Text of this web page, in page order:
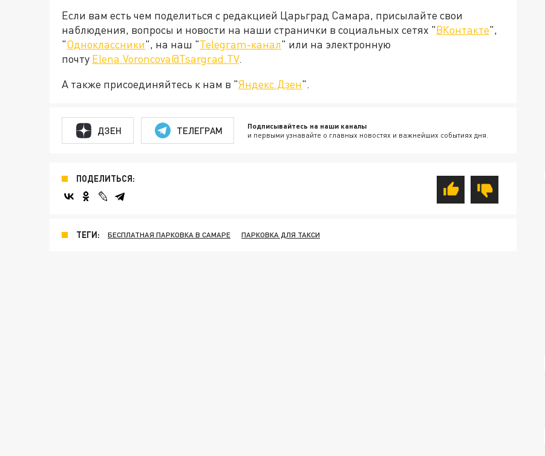
Если вам есть чем поделиться с редакцией Царьград Самара, присылайте свои
наблюдения, вопросы и новости на наши странички в социальных сетях "ВКонтакте",
"Одноклассники", на наш "Telegram-канал" или на электронную
почту Elena.Voroncova@Tsargrad.TV.
А также присоединяйтесь к нам в "Яндекс.Дзен".
ДЗЕН ТЕЛЕГРАМ Подписывайтесь на наши каналы
и первыми узнавайте о главных новостях и важнейших событиях дня.
ПОДЕЛИТЬСЯ:
ТЕГИ: БЕСПЛАТНАЯ ПАРКОВКА В САМАРЕ ПАРКОВКА ДЛЯ ТАКСИ